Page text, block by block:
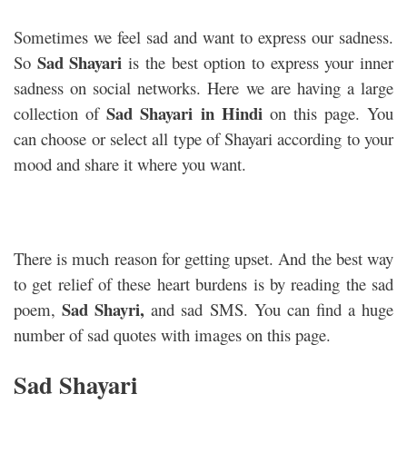
Sometimes we feel sad and want to express our sadness.
So Sad Shayari is the best option to express your inner
sadness on social networks. Here we are having a large
collection of Sad Shayari in Hindi on this page. You
can choose or select all type of Shayari according to your
mood and share it where you want.
There is much reason for getting upset. And the best way
to get relief of these heart burdens is by reading the sad
poem,Sad Shayri,and sad SMS. You can find a huge
number of sad quotes with images on this page.
Sad Shayari